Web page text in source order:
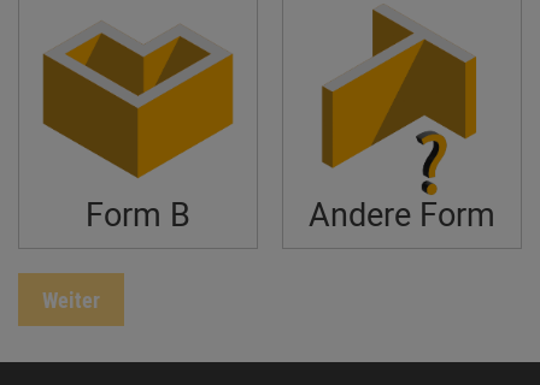
Form B Andere Form
Weiter